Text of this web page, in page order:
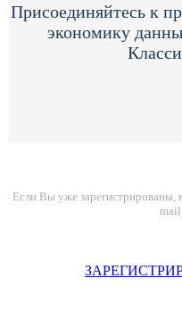
Присоединяйтесь к
экономику
Если Вы уже зарегистрированы,